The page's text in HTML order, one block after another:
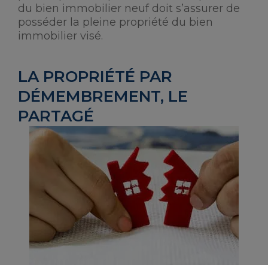
du bien immobilier neuf doit s’assurer de
posséder la pleine propriété du bien
immobilier visé.
LA PROPRIÉTÉ PAR
DÉMEMBREMENT, LE
PARTAGÉ